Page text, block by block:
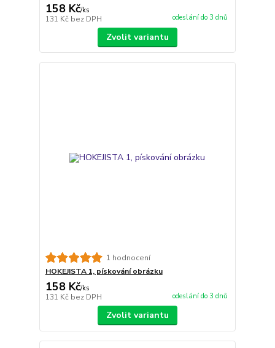
158 Kč/ks
131 Kč bez DPH odeslání do 3 dnů
Zvolit variantu
1 hodnocení
HOKEJISTA 1, pískování obrázku
158 Kč/ks
131 Kč bez DPH odeslání do 3 dnů
Zvolit variantu